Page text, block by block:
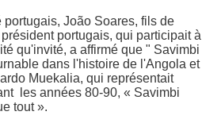
portugais, João Soares, fils de
portugais, qui participait à
qu'invité, a affirmé que " Savimbi
dans l'histoire de l'Angola et
Muekalia, qui représentait
les années 80-90, « Savimbi
tout ».